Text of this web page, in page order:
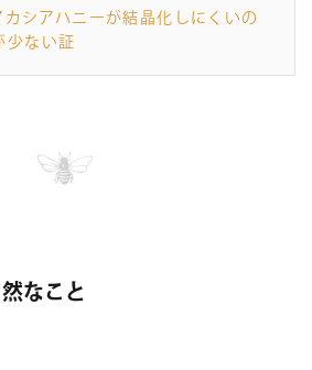
カシアハニーが結晶化しにくいの
少ない証
なこと